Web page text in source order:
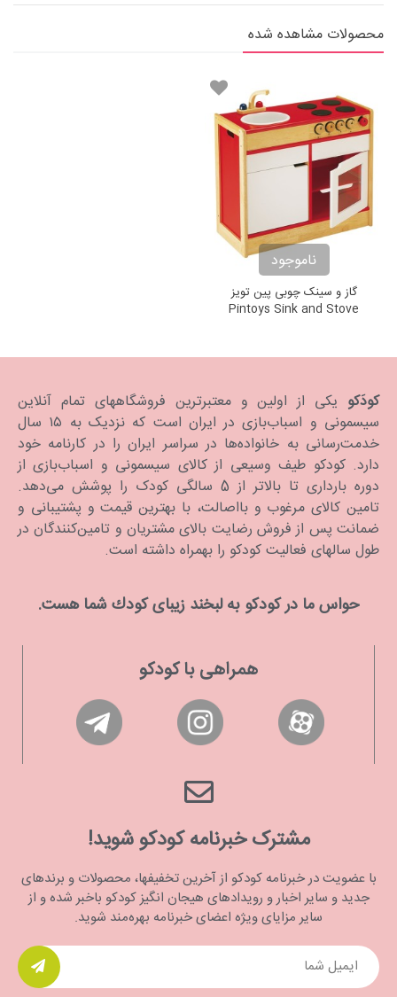
محصولات مشاهده شده
ناموجود
گاز و سینک چوبی پین تویز
Pintoys Sink and Stove
کودَکو یکی از اولین و معتبرترین فروشگاههای تمام آنلاین
سیسمونی و اسباب‌بازی در ایران است که نزدیک به ۱۵ سال
خدمت‌رسانی به خانواده‌ها در سراسر ایران را در کارنامه خود
دارد. كودكو طیف وسیعی از کالای سیسمونی و اسباب‌بازی از
دوره بارداری تا بالاتر از 5 سالگی کودک را پوشش می‌دهد.
تامین کالای مرغوب و بااصالت، با بهترین قیمت و پشتیبانی و
ضمانت پس از فروش رضایت بالای مشتریان و تامین‌کنندگان در
طول سالهای فعالیت کودکو را بهمراه داشته است.
حواس ما در كودكو به لبخند زیبای كودك شما هست.
همراهی با کودکو
مشترک خبرنامه کودکو شوید!
با عضویت در خبرنامه کودکو از آخرین تخفیفها، محصولات و برندهای
جدید و سایر اخبار و رویدادهای هیجان انگیز کودکو باخبر شده و از
سایر مزایای ویژه اعضای خبرنامه بهره‌مند شوید.